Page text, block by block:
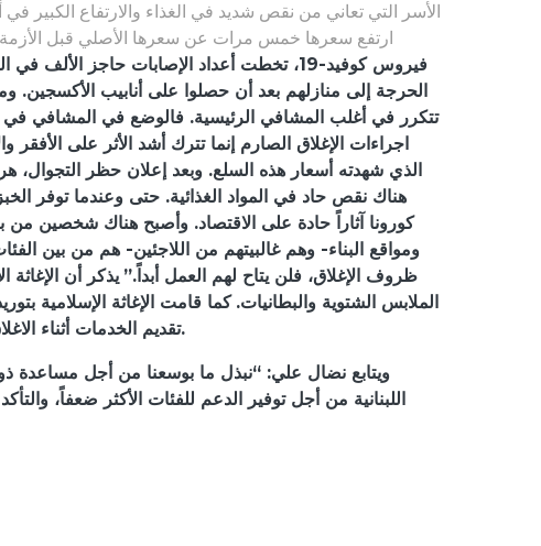
الأسر التي تعاني من نقص شديد في الغذاء والارتفاع الكبير في
ارتفع سعرها خمس مرات عن سعرها الأصلي قبل الأزمة،
فيروس كوفيد-19، تخطت أعداد الإصابات حاجز
الحرجة إلى منازلهم بعد أن حصلوا على أنابيب
تتكرر في أغلب المشافي الرئيسية. فالوضع في المشافي
اجراءات الإغلاق الصارم إنما تترك أشد الأثر على
الذي شهدته أسعار هذه السلع. وبعد إعلان حظر التجوال،
هناك نقص حاد في المواد الغذائية. حتى وعندما توفر الخبز، لم
كورونا آثاراً حادة على الاقتصاد. وأصبح هناك شخصين
ظروف الإغلاق، فلن يتاح لهم العمل أبداً.” يذكر أن الإغاثة
الملابس الشتوية والبطانيات.
تقديم الخدمات أثناء الاغلاق. وقد أعفيت خلال فترات الحظر السابقة المساعدات الانسانية، ولكن في ظل الإغلاق الجديد تم تعليق جميع المشاريع.
ويتابع نضال علي: “نبذل ما بوسعنا من أجل مساعدة
اللبنانية من أجل توفير الدعم للفئات الأكثر ضعفاً،